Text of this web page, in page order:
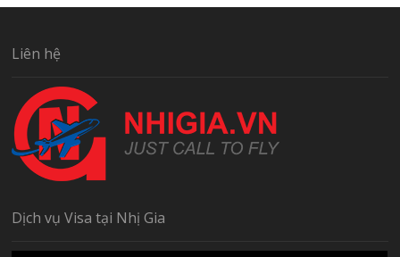
Liên hệ
Dịch vụ Visa tại Nhị Gia